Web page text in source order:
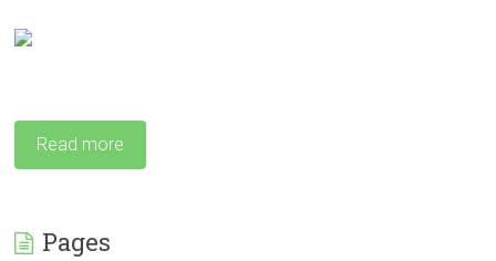
Read more
Pages